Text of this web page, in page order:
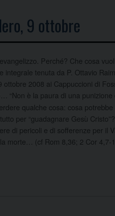
9 ottobre
Perché? Che cosa
integrale tenuta da P. Ottavio
ottobre 2008 ai Cappuccioni di
“Non è la paura di una punizione
qualche cosa: cosa potrebbe
per “guadagnare Gesù
di pericoli e di sofferenze per il
morte… (cf Rom 8,36; 2 Cor 4,7-